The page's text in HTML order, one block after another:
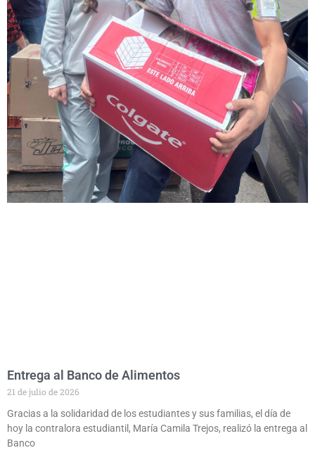
Entrega al Banco de Alimentos
21 de julio de 2026
Gracias a la solidaridad de los estudiantes y sus familias, el día de
hoy la contralora estudiantil, María Camila Trejos, realizó la entrega al
Banco